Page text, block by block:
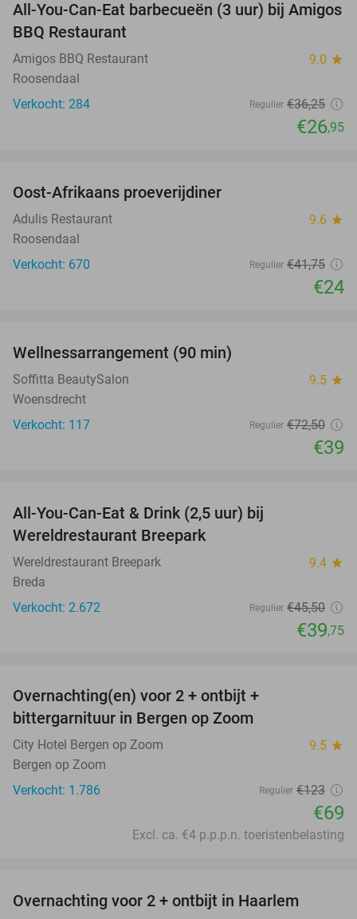
26%
All-You-Can-Eat barbecueën (3 uur) bij Amigos
BBQ Restaurant
Amigos BBQ Restaurant 9.0 star
Roosendaal
Verkocht: 284
Regulier €36,25
€26,95
Oost-Afrikaans proeverijdiner
Adulis Restaurant 9.6 star
Roosendaal
Verkocht: 670
Regulier €41,75
€24
Wellnessarrangement (90 min)
Soffitta BeautySalon 9.5 star
Woensdrecht
Verkocht: 117
Regulier €72,50
€39
All-You-Can-Eat & Drink (2,5 uur) bij
Wereldrestaurant Breepark
Wereldrestaurant Breepark 9.4 star
Breda
Verkocht: 2.672
Regulier €45,50
€39,75
Overnachting(en) voor 2 + ontbijt +
bittergarnituur in Bergen op Zoom
City Hotel Bergen op Zoom 9.5 star
Bergen op Zoom
Verkocht: 1.786
Regulier €123
€69
Excl. ca. €4 p.p.p.n. toeristenbelasting
Overnachting voor 2 + ontbijt in Haarlem